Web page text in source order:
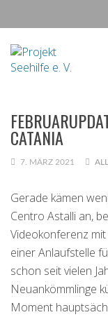
CATANIA
7. MÄRZ 2021
Gerade kämen
Centro Astalli an,
Videokonferenz
einer Anlaufstelle
schon seit vielen
Neuankömmlinge
Moment